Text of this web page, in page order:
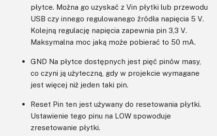
płytce. Można go uzyskać z Vin płytki lub przewodu
USB czy innego regulowanego źródła napięcia 5 V.
Kolejną regulację napięcia zapewnia pin 3,3 V.
Maksymalna moc jaką może pobierać to 50 mA.
GND Na płytce dostępnych jest pięć pinów masy,
co czyni ją użyteczną, gdy w projekcie wymagane
jest więcej niż jeden taki pin.
Reset Pin ten jest używany do resetowania płytki.
Ustawienie tego pinu na LOW spowoduje
zresetowanie płytki.